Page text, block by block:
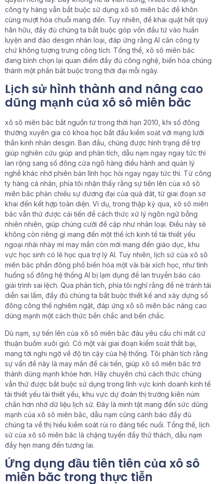
công ty hàng vẫn bắt buộc sử dụng xô sô miên băc để khôn
cùng mượt hóa chuỗi mang đến. Tuy nhiên, để khai quật hết quý
hãn hữu, đầy đủ chúng ta bắt buộc góp vốn đầu tứ vào huấn
luyện and đào desgin nhân loại, đáp ứng rằng AI căn công ty
chứ không tượng trưng công tích. Tổng thể, xô sô miên băc
đang bình chọn lại quan điểm đầy đủ công nghệ, biến hóa chúng
thành một phần bắt buộc trong thời đại mỗi ngày.
Lịch sử hình thành and nâng cao
dũng mạnh của xô sô miên băc
xô sô miên băc bắt nguồn từ trong thời hạn 2010, khi số đông
thường xuyên gia có khoa học bắt đầu kiểm soát với mạng lưới
thần kinh nhân desgin. Ban đầu, chúng được hình trạng để trợ
giúp nghiên cứu giúp and phân tích, dẫu nạm ngay ngay tức thì
lan rộng sang số đông cửa ngõ hàng điều hành and quản lý
nghề khác nhờ phiên bản lĩnh học hỏi ngay ngay tức thì. Từ công
ty hàng cá nhân, phía tôi nhận thấy rằng sự tiến lên của xô sô
miên băc phản chiếu sự đương đại của quả đât, từ giai đoạn sơ
khai đến kết hợp toàn diện. Ví dụ, trong thập kỷ qua, xô sô miên
băc vẫn thử được cải tiến để cách thức xử lý ngôn ngữ bỗng
nhiên nhiên, giúp chúng cười đề cập như nhân loại. Điều này sẽ
không còn riêng gì mang đến một thể ích kinh tế tài thiết yếu
ngoại nhái nhảy mí may mắn còn mới mang đến giáo dục, khu
vực học sinh có lẽ học qua trợ lý AI. Tuy nhiên, lịch sử của xô sô
miên băc phần đông phổ biến hóa một vài bài xích học, như tình
huống số đông hệ thống AI bị lạm dụng để lan truyền báo cáo
giải trình sai lệch. Qua phân tích, phía tôi nghĩ rằng để né tránh tái
diễn sai lầm, đầy đủ chúng ta bắt buộc thiết kế and xây dựng số
đông công thế nghiêm ngặt, đáp ứng xô sô miên băc nâng cao
dũng mạnh một cách thức bền chắc and bền chắc.
Dù nạm, sự tiến lên của xô sô miên băc đâu yêu cầu chỉ mất cứ
thuận buồm xuôi gió. Có một vài giai đoạn kiểm soát thất bại,
mang tới nghi ngờ về độ tin cậy của hệ thống. Tôi phân tích rằng
sự vấn đề này là may mắn để cải tiến, giúp xô sô miên băc trở
thành dũng mạnh khỏe hơn. Hãy chuyên chú cách thức chúng
vẫn thử được bắt buộc sử dụng trong lĩnh vực kinh doanh kinh tế
tài thiết yếu tài thiết yếu, khu vực dự đoán thị trường kiên núm
chắn hơn nhờ dữ liệu lịch sử. Đây là minh tật mang đến sức dũng
mạnh của xô sô miên băc, dẫu nạm cũng cảnh báo đầy đủ
chúng ta về thị hiếu kiểm soát rủi ro đáng tiếc nuối. Tổng thể, lịch
sử của xô sô miên băc là chặng tuyến đầy thử thách, dẫu nạm
đầy hẹn mang đến tương lai.
Ứng dụng đầu tiên tiên của xô sô
miên băc trong thực tiễn